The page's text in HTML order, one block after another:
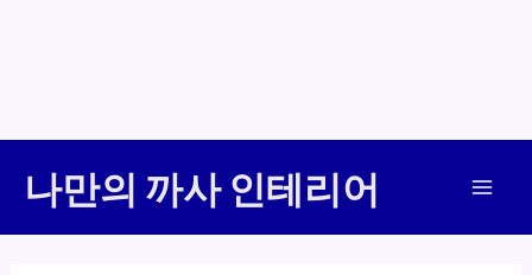
나만의 까사 인테리어